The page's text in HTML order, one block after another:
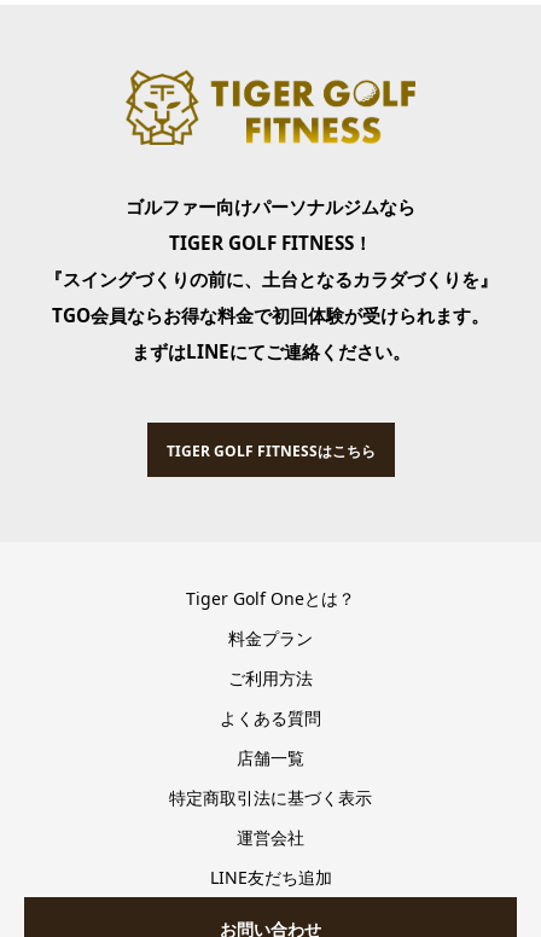
ゴルファー向けパーソナルジムなら
TIGER GOLF FITNESS！
『スイングづくりの前に、土台となるカラダづくりを』
TGO会員ならお得な料金で初回体験が受けられます。
まずはLINEにてご連絡ください。
TIGER GOLF FITNESSはこちら
Tiger Golf Oneとは？
料金プラン
ご利用方法
よくある質問
店舗一覧
特定商取引法に基づく表示
運営会社
LINE友だち追加
お問い合わせ